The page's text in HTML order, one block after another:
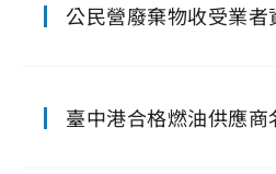
公民營廢棄物收受業者
臺中港合格燃油供應商